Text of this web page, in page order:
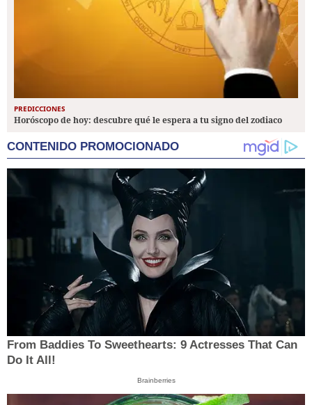
PREDICCIONES
Horóscopo de hoy: descubre qué le espera a tu signo del zodiaco
CONTENIDO PROMOCIONADO
From Baddies To Sweethearts: 9 Actresses That Can
Do It All!
Brainberries